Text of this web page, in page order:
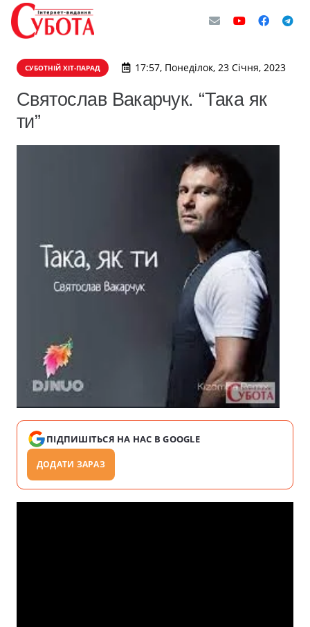
СУБОТНІЙ ХІТ-ПАРАД 17:57, Понеділок, 23 Січня, 2023
Святослав Вакарчук. “Така як
ти”
ПІДПИШІТЬСЯ НА НАС В GOOGLE
ДОДАТИ ЗАРАЗ